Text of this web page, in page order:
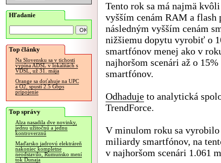
Hľadanie
Top články
Na Slovensku sa v tichosti
vypína ADSL v lokalitách s
VDSL, už 31. mája
Orange sa doťahuje na UPC
a O2, spustí 2.5 Gbps
pripojenie
Top správy
Alza nasadila dve novinky,
jednu užitočnú a jednu
kontroverznú
Maďarsko jadrovú elektráreň
nakoniec kompletne
neodstavilo, Rumunsko mení
tok Dunaja
Tento rok sa má najmä
vyšším cenám RAM a flash
následným vyšším cenám
nižšiemu dopytu vyrobiť o
smartfónov menej ako v
najhoršom scenári až o
smartfónov.
Odhaduje to analytická
TrendForce.
V minulom roku sa vyrobilo
miliardy smartfónov, na
v najhoršom scenári 1.061